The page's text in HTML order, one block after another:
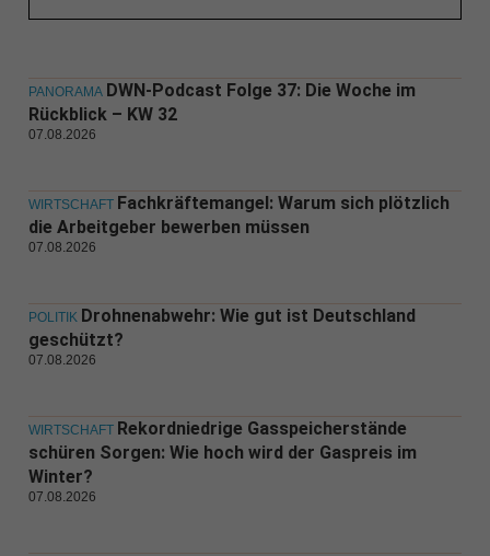
PANORAMA DWN-Podcast Folge 37: Die Woche im
Rückblick – KW 32
07.08.2026
WIRTSCHAFT Fachkräftemangel: Warum sich plötzlich
die Arbeitgeber bewerben müssen
07.08.2026
POLITIK Drohnenabwehr: Wie gut ist Deutschland
geschützt?
07.08.2026
WIRTSCHAFT Rekordniedrige Gasspeicherstände
schüren Sorgen: Wie hoch wird der Gaspreis im
Winter?
07.08.2026